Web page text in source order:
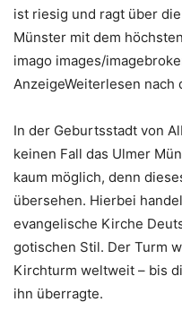
ist riesig und ragt über
Münster mit dem
imago images/
AnzeigeWeiterlesen nach
In der Geburtsstadt von
keinen Fall das Ulmer
kaum möglich, denn
übersehen. Hierbei
evangelische Kirche
gotischen Stil. Der Turm
Kirchturm weltweit – bis
ihn überragte.